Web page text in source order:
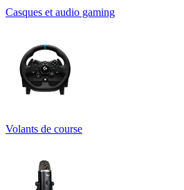
Casques et audio gaming
Volants de course